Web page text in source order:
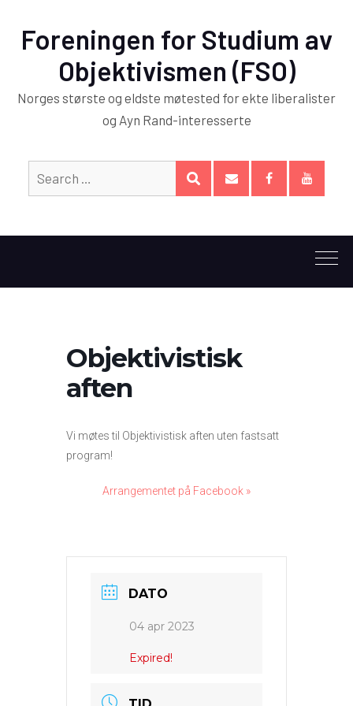
Foreningen for Studium av
Objektivismen (FSO)
Norges største og eldste møtested for ekte liberalister
og Ayn Rand-interesserte
Search
for:
SEARCH
Objektivistisk
aften
Vi møtes til Objektivistisk aften uten fastsatt
program!
Arrangementet på Facebook »
DATO
04 apr 2023
Expired!